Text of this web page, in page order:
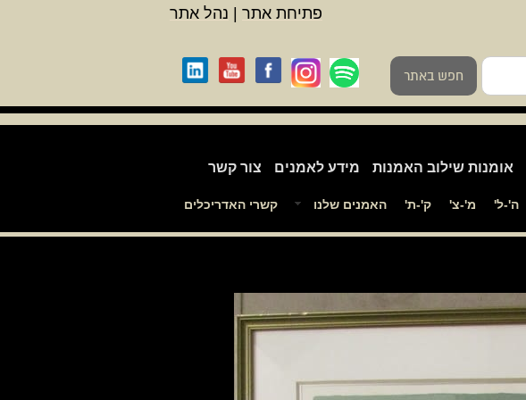
ה'-ל' מ'-צ' ק'-ת' האמנים שלנו קשרי האדריכלים
אומנות שילוב האמנות מידע לאמנים צור קשר
פתיחת אתר נהל אתר
חפש באתר